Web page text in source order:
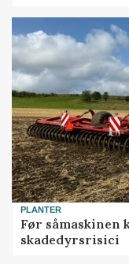
PLANTER
Før
skadedyrsrisici